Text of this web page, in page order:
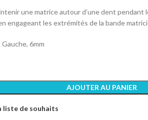
une matrice autour d’une dent pendant
engageant les extrémités de la bande
6mm
AJOUTER AU PANIER
liste de souhaits